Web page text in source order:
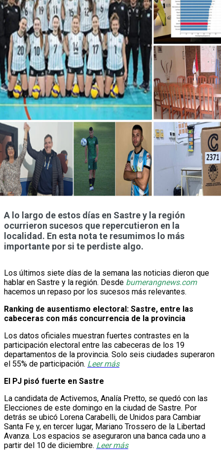
A lo largo de estos días en Sastre y la región
ocurrieron sucesos que repercutieron en la
localidad. En esta nota te resumimos lo más
importante por si te perdiste algo.
Los últimos siete días de la semana las noticias dieron que
hablar en Sastre y la región. Desde bumerangnews.com
hacemos un repaso por los sucesos más relevantes.
Ranking de ausentismo electoral: Sastre, entre las
cabeceras con más concurrencia de la provincia
Los datos oficiales muestran fuertes contrastes en la
participación electoral entre las cabeceras de los 19
departamentos de la provincia. Solo seis ciudades superaron
el 55% de participación. Leer más
El PJ pisó fuerte en Sastre
La candidata de Activemos, Analía Pretto, se quedó con las
Elecciones de este domingo en la ciudad de Sastre. Por
detrás se ubicó Lorena Carabelli, de Unidos para Cambiar
Santa Fe y, en tercer lugar, Mariano Trossero de la Libertad
Avanza. Los espacios se aseguraron una banca cada uno a
partir del 10 de diciembre. Leer más